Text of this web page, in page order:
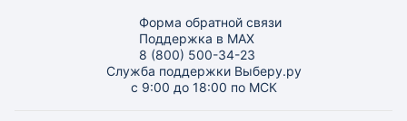
Форма обратной связи
Поддержка в MAX
8 (800) 500-34-23
Служба поддержки Выберу.ру
с 9:00 до 18:00 по МСК